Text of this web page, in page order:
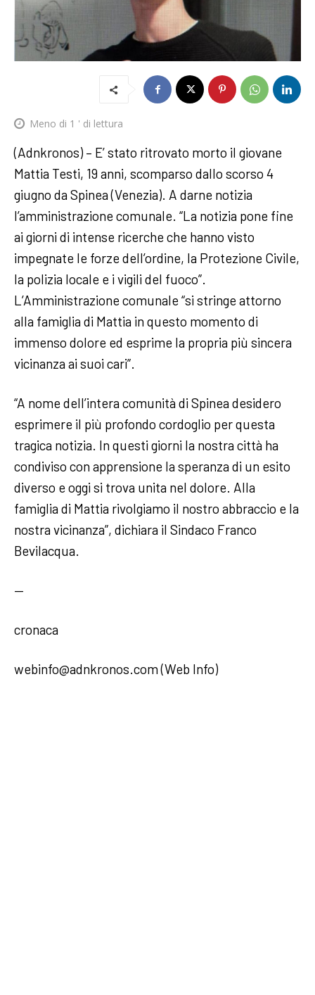
Meno di 1 ' di lettura
(Adnkronos) – E’ stato ritrovato morto il giovane
Mattia Testi, 19 anni, scomparso dallo scorso 4
giugno da Spinea (Venezia). A darne notizia
l’amministrazione comunale. “La notizia pone fine
ai giorni di intense ricerche che hanno visto
impegnate le forze dell’ordine, la Protezione Civile,
la polizia locale e i vigili del fuoco”.
L’Amministrazione comunale “si stringe attorno
alla famiglia di Mattia in questo momento di
immenso dolore ed esprime la propria più sincera
vicinanza ai suoi cari”.
“A nome dell’intera comunità di Spinea desidero
esprimere il più profondo cordoglio per questa
tragica notizia. In questi giorni la nostra città ha
condiviso con apprensione la speranza di un esito
diverso e oggi si trova unita nel dolore. Alla
famiglia di Mattia rivolgiamo il nostro abbraccio e la
nostra vicinanza”, dichiara il Sindaco Franco
Bevilacqua.
—
cronaca
webinfo@adnkronos.com (Web Info)